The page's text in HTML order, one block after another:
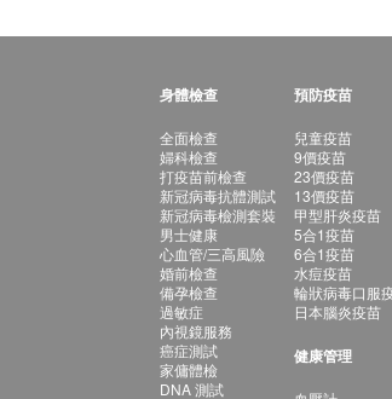
身體檢查
全面檢查
婦科檢查
打疫苗前檢查
新冠病毒抗體測試
新冠病毒檢測套裝
男士健康
心血管/三高風險
婚前檢查
備孕檢查
過敏症
內視鏡服務
癌症測試
家傭體檢
DNA 測試
預防疫苗
兒童疫苗
9價疫苗
23價疫苗
13價疫苗
甲型肝炎疫苗
5合1疫苗
6合1疫苗
水痘疫苗
輪狀病毒口服
日本腦炎疫苗
健康管理